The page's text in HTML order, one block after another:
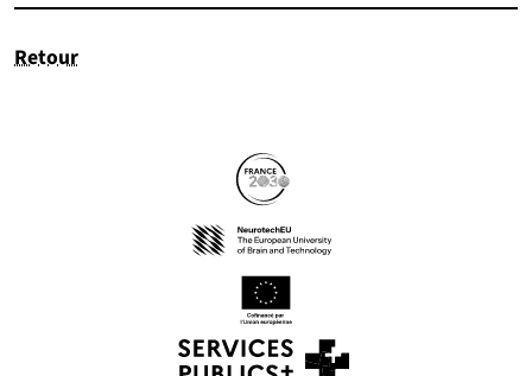
Retour
(nouvelle fenêtre)
(nouvelle fenêtre)
(nouvelle fenêtre)